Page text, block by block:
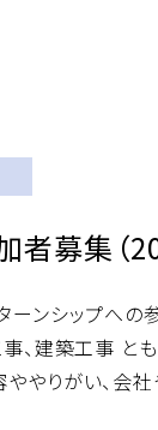
者募集（
ンシップへの
、建築工事 と
やりがい、会